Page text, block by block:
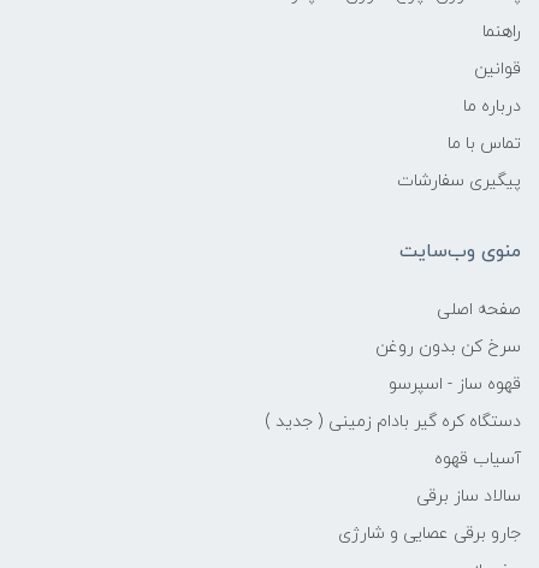
راهنما
قوانین
درباره ما
تماس با ما
پیگیری سفارشات
منوی وب‌سایت
صفحه اصلی
سرخ کن بدون روغن
قهوه ساز - اسپرسو
دستگاه کره گیر بادام زمینی ( جدید )
آسیاب قهوه
سالاد ساز برقی
جارو برقی عصایی و شارژی